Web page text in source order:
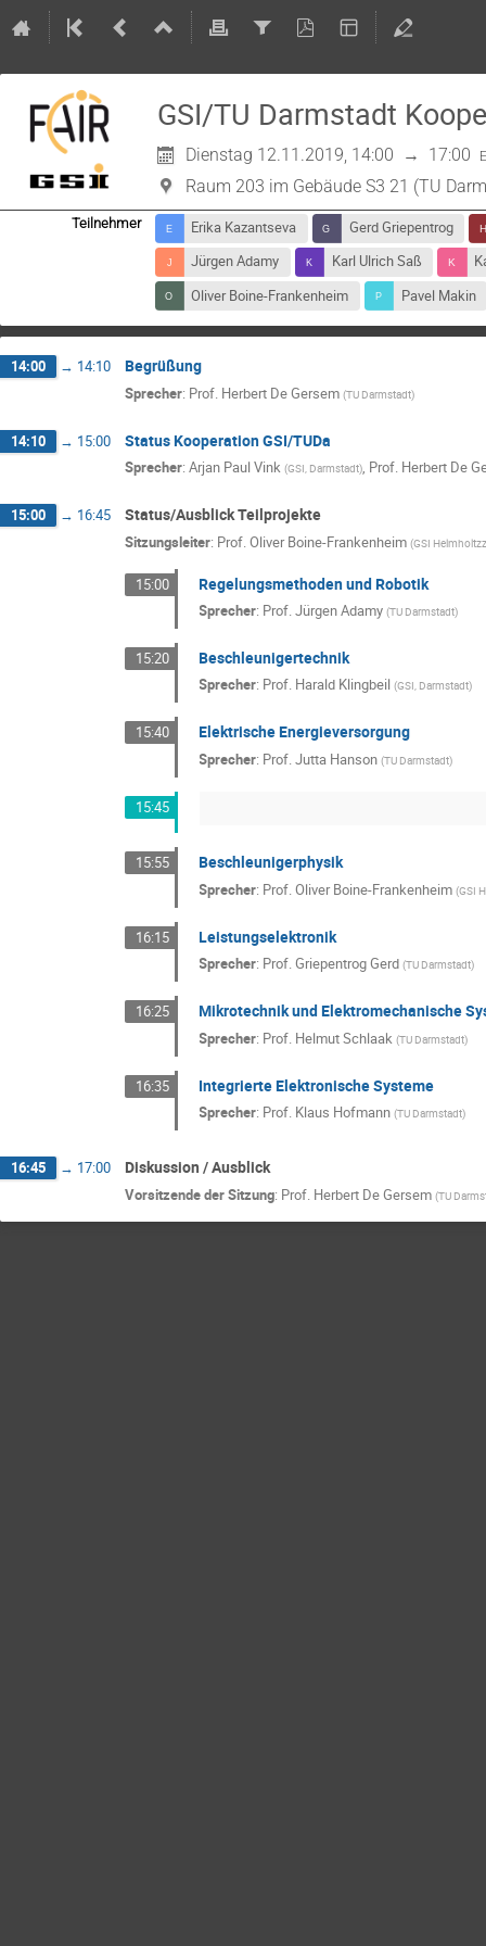
GSI/TU Darmstadt
Dienstag 12.11.2019, 14:00 → 17:00
Raum 203 im Gebäude S3 21 (TU
Teilnehmer Erika Kazantseva
Gerd Griepentrog
Jürgen Adamy
Karl Ulrich Saß
Oliver Boine-Frankenheim
Pavel Makin
14:00 → 14:10 Begrüßung
Sprecher: Prof. Herbert De Gersem (TU Darmstadt)
14:10 → 15:00 Status Kooperation GSI/TUDa
Sprecher: Arjan Paul Vink (GSI, Darmstadt), Prof. Herbert De
15:00 → 16:45 Status/Ausblick Teilprojekte
Sitzungsleiter: Prof. Oliver Boine-Frankenheim (GSI
15:00 Regelungsmethoden und Robotik
Sprecher: Prof.Jürgen Adamy (TU Darmstadt)
15:20 Beschleunigertechnik
Sprecher: Prof. Harald Klingbeil (GSI, Darmstadt)
15:40 Elektrische Energieversorgung
Sprecher: Prof.Jutta Hanson (TU Darmstadt)
15:45
15:55 Beschleunigerphysik
Sprecher: Prof.Oliver Boine-Frankenheim (GSI
16:15 Leistungselektronik
Sprecher: Prof.Griepentrog Gerd (TU Darmstadt)
16:25 Mikrotechnik und Elektromechanische
Sprecher: Prof. Helmut Schlaak (TU Darmstadt)
16:35 Integrierte Elektronische Systeme
Sprecher: Prof. Klaus Hofmann (TU Darmstadt)
16:45 → 17:00 Diskussion / Ausblick
Vorsitzende der Sitzung: Prof. Herbert De Gersem (TU